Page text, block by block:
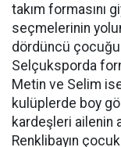
takım formasını
seçmelerinin
dördüncü
Selçuksporda
Metin ve Selim
kulüplerde boy
kardeşleri ailenin
Renklibayın